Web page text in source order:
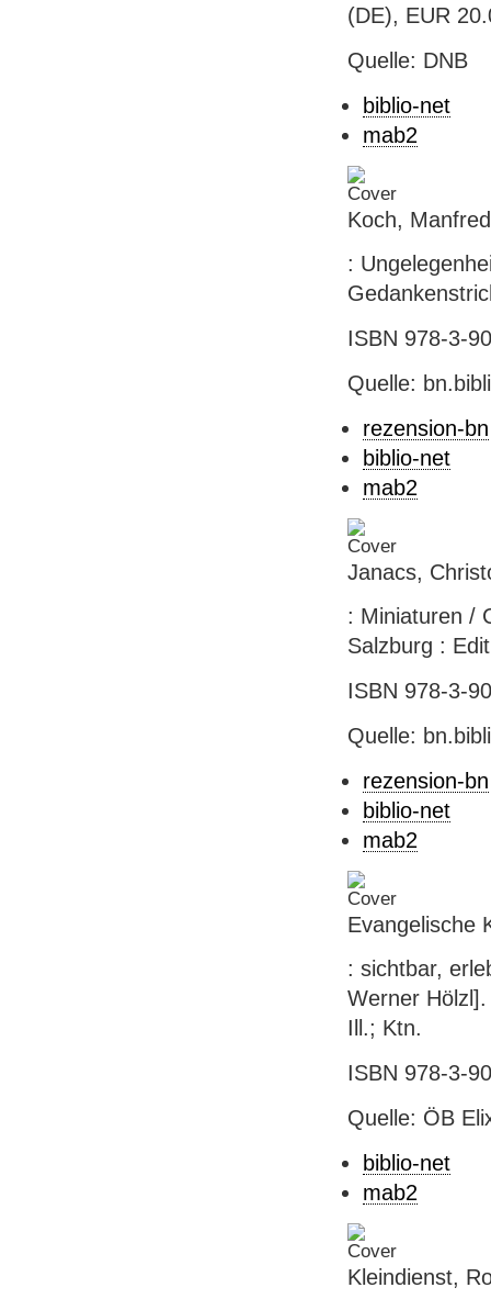
(DE), EUR
Quelle: DNB
biblio-net
mab2
Koch,
:
ISBN 978-3-
Quelle:
rezension-bn
biblio-net
mab2
Janacs,
: Miniaturen /
Salzburg :
ISBN 978-3-
Quelle:
rezension-bn
biblio-net
mab2
Evangelische
: sichtbar,
Werner
Ill.; Ktn.
ISBN 978-3-
Quelle: ÖB
biblio-net
mab2
Kleindienst,